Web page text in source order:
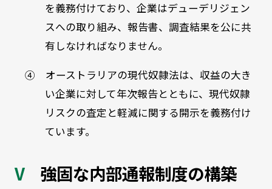
を義務付けており、企業はデューデリジェン
スへの取り組み、報告書、調査結果を公に共
有しなければなりません。
④ オーストラリアの現代奴隷法は、収益の大き
い企業に対して年次報告とともに、現代奴隷
リスクの査定と軽減に関する開示を義務付け
ています。
強固な内部通報制度の構築